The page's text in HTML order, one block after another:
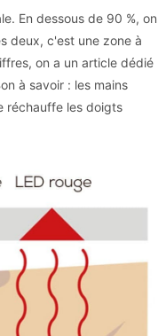
En dessous de 90 %, on
deux, c'est une zone à
on a un article dédié
à savoir : les mains
réchauffe les doigts